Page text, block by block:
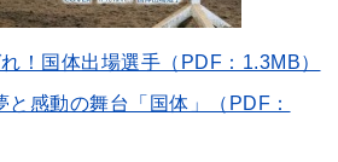
！国体出場選手（PDF：1.3MB）
と感動の舞台「国体」（PDF：